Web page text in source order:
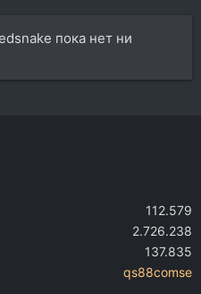
пока нет ни
112.579
2.726.238
137.835
qs88comse